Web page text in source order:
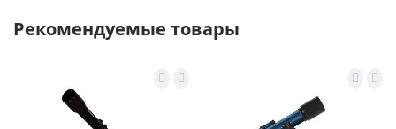
Рекомендуемые товары